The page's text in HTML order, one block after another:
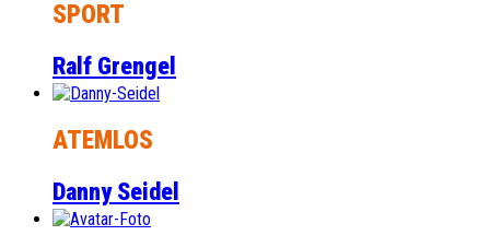
SPORT
Ralf Grengel
ATEMLOS
Danny Seidel